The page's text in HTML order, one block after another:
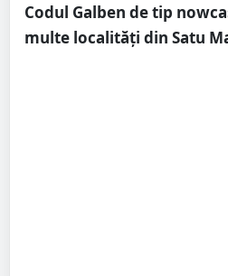
Codul Galben de tip
multe localități din Satu